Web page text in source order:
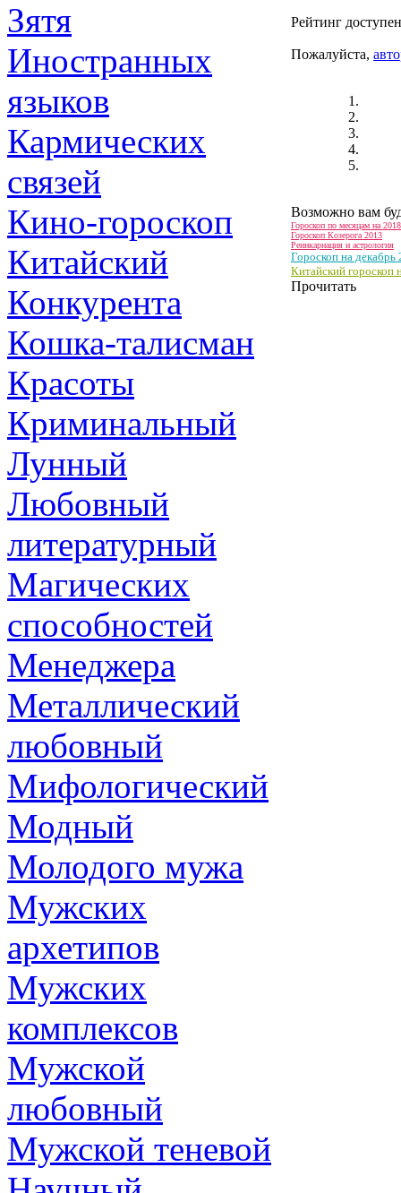
Зятя
Иностранных
языков
Кармических
связей
Кино-гороскоп
Китайский
Конкурента
Кошка-талисман
Красоты
Криминальный
Лунный
Любовный
литературный
Магических
способностей
Менеджера
Металлический
любовный
Мифологический
Модный
Молодого мужа
Мужских
архетипов
Мужских
комплексов
Мужской
любовный
Мужской теневой
Рейтинг
Пожалуйста,
Возможно вам
Гороскоп по месяцам на
Гороскоп Козерога 2013
Реинкарнация и астрология
Гороскоп на декабрь
Китайский гороскоп
Прочитать